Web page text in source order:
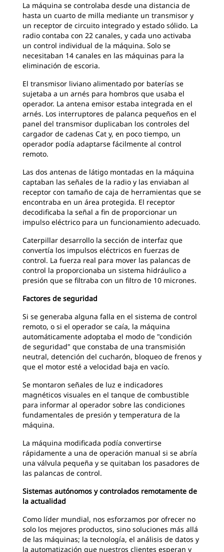
La máquina se controlaba desde una distancia de
hasta un cuarto de milla mediante un transmisor y
un receptor de circuito integrado y estado sólido. La
radio contaba con 22 canales, y cada uno activaba
un control individual de la máquina. Solo se
necesitaban 14 canales en las máquinas para la
eliminación de escoria.
El transmisor liviano alimentado por baterías se
sujetaba a un arnés para hombros que usaba el
operador. La antena emisor estaba integrada en el
arnés. Los interruptores de palanca pequeños en el
panel del transmisor duplicaban los controles del
cargador de cadenas Cat y, en poco tiempo, un
operador podía adaptarse fácilmente al control
remoto.
Las dos antenas de látigo montadas en la máquina
captaban las señales de la radio y las enviaban al
receptor con tamaño de caja de herramientas que se
encontraba en un área protegida. El receptor
decodificaba la señal a fin de proporcionar un
impulso eléctrico para un funcionamiento adecuado.
Caterpillar desarrollo la sección de interfaz que
convertía los impulsos eléctricos en fuerzas de
control. La fuerza real para mover las palancas de
control la proporcionaba un sistema hidráulico a
presión que se filtraba con un filtro de 10 micrones.
Factores de seguridad
Si se generaba alguna falla en el sistema de control
remoto, o si el operador se caía, la máquina
automáticamente adoptaba el modo de "condición
de seguridad" que constaba de una transmisión
neutral, detención del cucharón, bloqueo de frenos y
que el motor esté a velocidad baja en vacío.
Se montaron señales de luz e indicadores
magnéticos visuales en el tanque de combustible
para informar al operador sobre las condiciones
fundamentales de presión y temperatura de la
máquina.
La máquina modificada podía convertirse
rápidamente a una de operación manual si se abría
una válvula pequeña y se quitaban los pasadores de
las palancas de control.
Sistemas autónomos y controlados remotamente de
la actualidad
Como líder mundial, nos esforzamos por ofrecer no
solo los mejores productos, sino soluciones más allá
de las máquinas; la tecnología, el análisis de datos y
la automatización que nuestros clientes esperan y